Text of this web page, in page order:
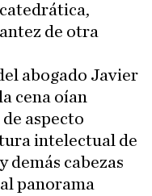
de otra
abogado Javier
cena oían
aspecto
intelectual de
demás cabezas
panorama